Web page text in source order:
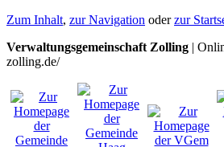
Zum Inhalt, zur Navigation oderzur
Verwaltungsgemeinschaft Zolling |
zolling.de/